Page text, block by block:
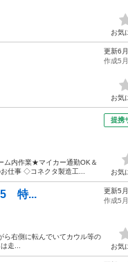
お気
更新6
作成5
お気
ム内作業★マイカー通勤OK＆
仕事 ◇コネクタ製造工...
提携
お気
特...
右側に転んでいてカウル等の
走...
更新5
作成5
お気